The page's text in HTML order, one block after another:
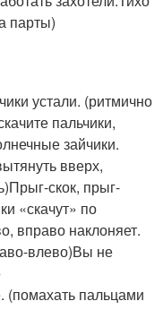
парты)
устали. (ритмично
пальчики,
зайчики.
вверх,
скок, прыг-
«скачут» по
вправо наклоняет.
влево)Вы не
(помахать пальцами